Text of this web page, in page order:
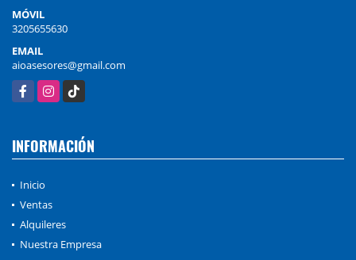
MÓVIL
3205655630
EMAIL
aioasesores@gmail.com
FacebookInstagram
TikTok
INFORMACIÓN
Inicio
Ventas
Alquileres
Nuestra Empresa